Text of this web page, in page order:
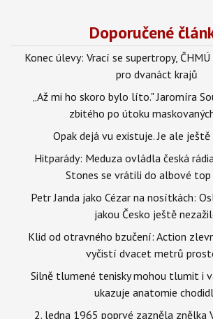
Doporučené
Konec úlevy: Vrací se supertropy,
pro dvanáct krajů
„Až mi ho skoro bylo líto." Jaromíra
zbitého po útoku
Opak dejá vu existuje. Je ale
Hitparády: Meduza ovládla česká
Stones se vrátili do albové
Petr Janda jako Cézar na nosítkách:
jakou Česko ještě
Klid od otravného bzučení: Action
vyčistí dvacet metrů
Silně tlumené tenisky mohou tlumit i
ukazuje anatomie
2. ledna 1965 poprvé zazněla znělka